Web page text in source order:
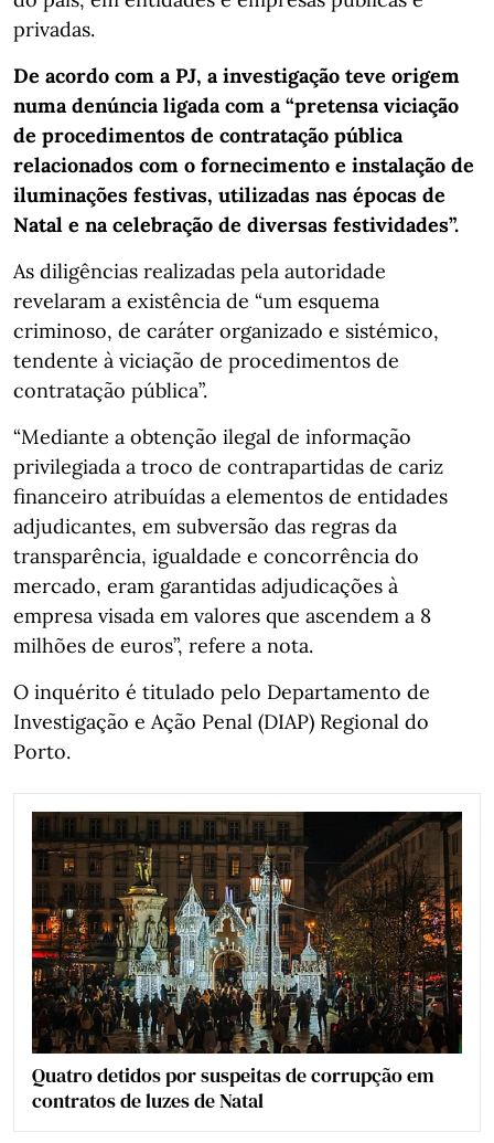
privadas.
De acordo com a PJ, a investigação teve origem
numa denúncia ligada com a “pretensa viciação
de procedimentos de contratação pública
relacionados com o fornecimento e instalação de
iluminações festivas, utilizadas nas épocas de
Natal e na celebração de diversas festividades”.
As diligências realizadas pela autoridade
revelaram a existência de “um esquema
criminoso, de caráter organizado e sistémico,
tendente à viciação de procedimentos de
contratação pública”.
“Mediante a obtenção ilegal de informação
privilegiada a troco de contrapartidas de cariz
financeiro atribuídas a elementos de entidades
adjudicantes, em subversão das regras da
transparência, igualdade e concorrência do
mercado, eram garantidas adjudicações à
empresa visada em valores que ascendem a 8
milhões de euros”, refere a nota.
O inquérito é titulado pelo Departamento de
Investigação e Ação Penal (DIAP) Regional do
Porto.
Quatro detidos por suspeitas de corrupção em
contratos de luzes de Natal